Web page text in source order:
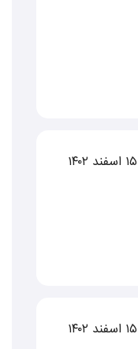
۱۵ اسفند ۱۴۰۲
۱۵ اسفند ۱۴۰۲